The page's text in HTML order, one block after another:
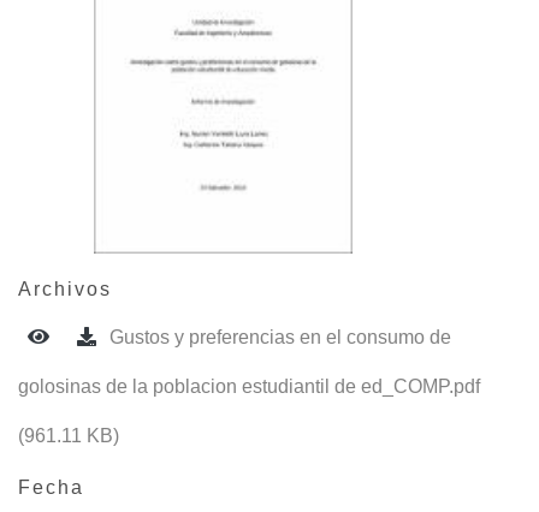
Archivos
Gustos y preferencias en el consumo de
golosinas de la poblacion estudiantil de ed_COMP.pdf
(961.11 KB)
Fecha